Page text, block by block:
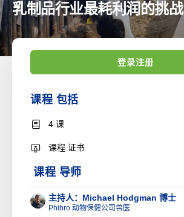
乳制品行业最耗利润的挑战
登录注册
课程 包括
4 课
课程 证书
课程 导师
主持人：Michael Hodgman 博士
Phibro 动物保健公司兽医